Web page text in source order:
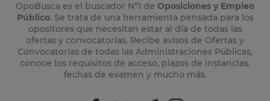
OpoBusca es el buscador Nº1 de Oposiciones y Empleo
Público. Se trata de una herramienta pensada para los
opositores que necesitan estar al día de todas las
ofertas y convocatorias. Recibe avisos de Ofertas y
Convocatorias de todas las Administraciones Públicas,
conoce los requisitos de acceso, plazos de instancias,
fechas de examen y mucho más.